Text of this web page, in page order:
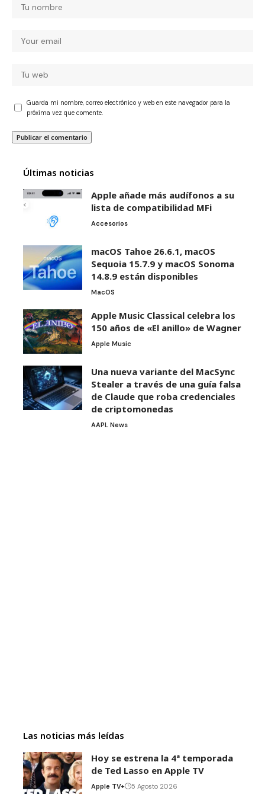
Guarda mi nombre, correo electrónico y web en este navegador para la
próxima vez que comente.
Últimas noticias
Apple añade más audífonos a su
lista de compatibilidad MFi
Accesorios
macOS Tahoe 26.6.1, macOS
Sequoia 15.7.9 y macOS Sonoma
14.8.9 están disponibles
MacOS
Apple Music Classical celebra los
150 años de «El anillo» de Wagner
Apple Music
Una nueva variante del MacSync
Stealer a través de una guía falsa
de Claude que roba credenciales
de criptomonedas
AAPL News
Las noticias más leídas
Hoy se estrena la 4ª temporada
de Ted Lasso en Apple TV
Apple TV+ 5 Agosto 2026